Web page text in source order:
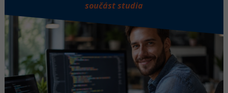
součást studia